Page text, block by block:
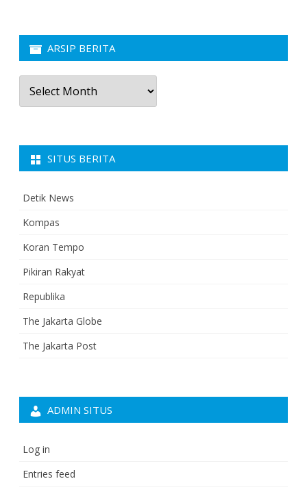
ARSIP BERITA
Arsip
Berita
SITUS BERITA
Detik News
Kompas
Koran Tempo
Pikiran Rakyat
Republika
The Jakarta Globe
The Jakarta Post
ADMIN SITUS
Log in
Entries feed